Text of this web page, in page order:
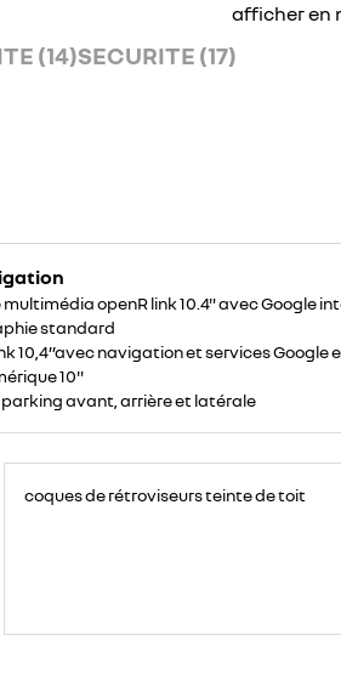
afficher en
(14)SECURITE (17)
openR link 10.4" avec Google
standard
10,4’’avec navigation et services Google
10"
avant, arrière et latérale
coques de rétroviseurs teinte de toit